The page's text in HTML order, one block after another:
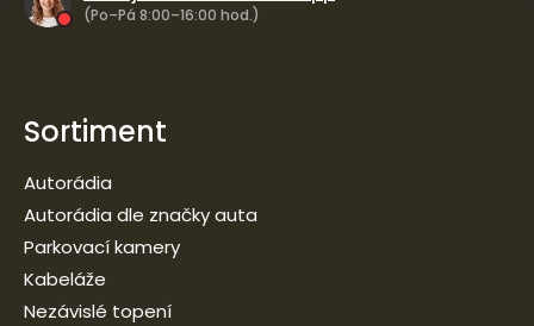
(Po–Pá 8:00–16:00 hod.)
Sortiment
Autorádia
Autorádia dle značky auta
Parkovací kamery
Kabeláže
Nezávislé topení